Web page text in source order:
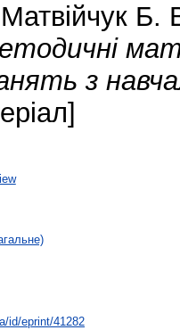
Матвійчук Б.
з
id/eprint/41282